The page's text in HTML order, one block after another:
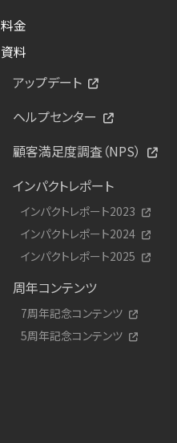
料金
資料
アップデート
ヘルプセンター
顧客満足度調査（NPS）
インパクトレポート
インパクトレポート2023
インパクトレポート2024
インパクトレポート2025
周年コンテンツ
7周年記念コンテンツ
5周年記念コンテンツ